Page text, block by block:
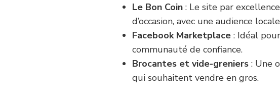
Le Bon Coin : Le site par
d’occasion, avec une audience
Facebook Marketplace : Idéal
communauté de confiance.
Brocantes et vide-greniers : Une
qui souhaitent vendre en gros.